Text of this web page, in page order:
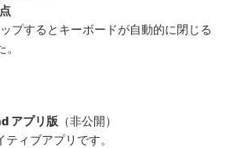
プするとキーボードが自動的に閉じる
アプリ版 （非公開）
ィブアプリです。